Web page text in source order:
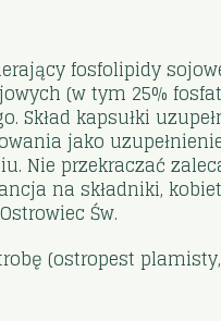
fosfolipidy
(w tym 25%
Skład kapsułki
jako
Nie przekraczać
na składniki,
Św.
(ostropest